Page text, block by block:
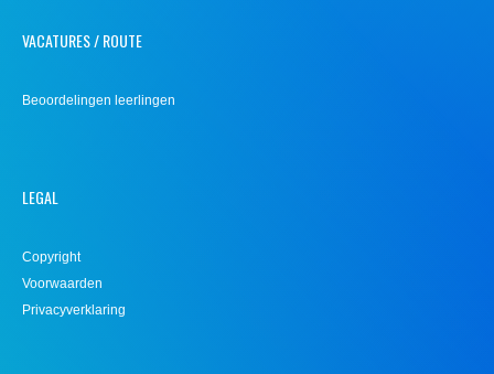
VACATURES / ROUTE
Beoordelingen leerlingen
LEGAL
Copyright
Voorwaarden
Privacyverklaring